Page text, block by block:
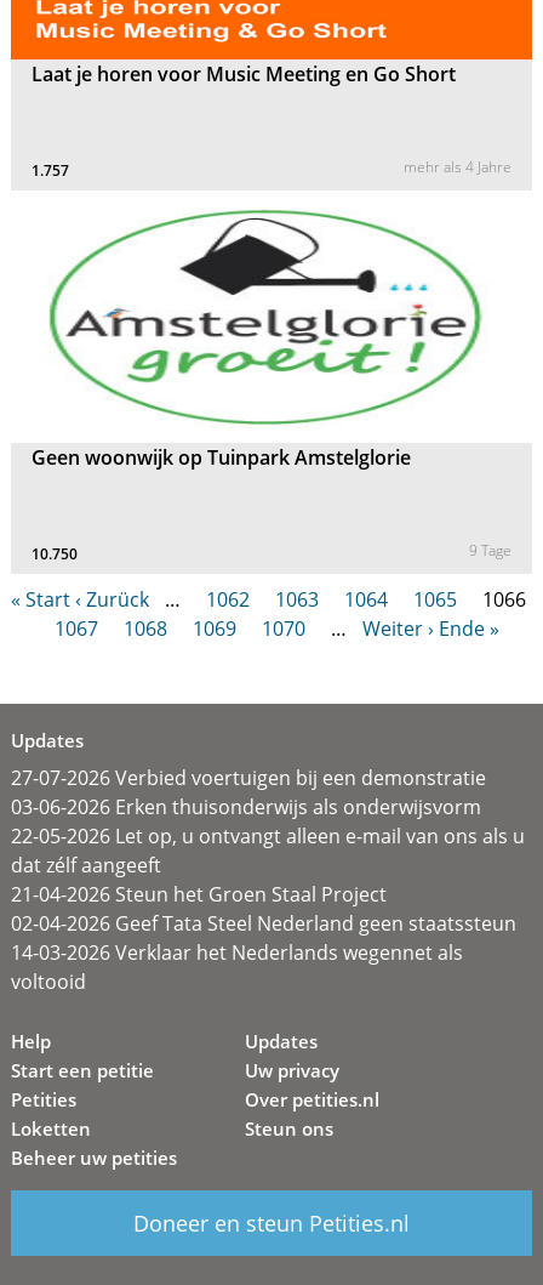
Laat je horen voor Music Meeting en Go Short
1.757 mehr als 4 Jahre
Geen woonwijk op Tuinpark Amstelglorie
10.750 9 Tage
« Start‹ Zurück … 1062 1063 1064 1065
1066
1067
1068 1069 1070 … Weiter › Ende »
Updates
27-07-2026 Verbied voertuigen bij een demonstratie
03-06-2026 Erken thuisonderwijs als onderwijsvorm
22-05-2026 Let op, u ontvangt alleen e-mail van ons als u
dat zélf aangeeft
21-04-2026 Steun het Groen Staal Project
02-04-2026 Geef Tata Steel Nederland geen staatssteun
14-03-2026 Verklaar het Nederlands wegennet als
voltooid
Help
Start een petitie
Petities
Loketten
Beheer uw petities
Updates
Uw privacy
Over petities.nl
Steun ons
Doneer en steun Petities.nl